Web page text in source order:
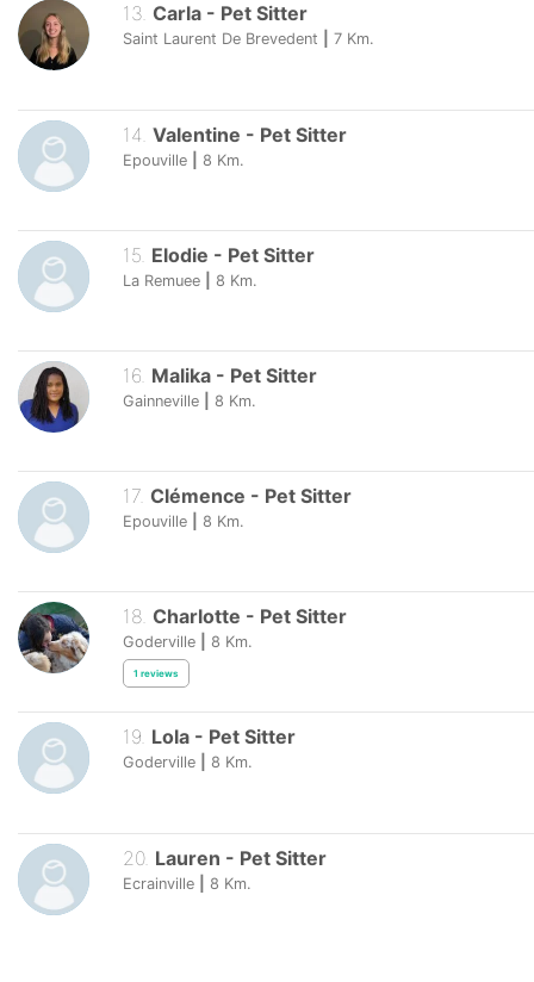
13. Carla - Pet Sitter
Saint Laurent De Brevedent 7 Km.
14 Valentine - Pet Sitter
Epouville 8 Km.
15 Elodie - Pet Sitter
La Remuee 8 Km.
16 Malika - Pet Sitter
Gainneville 8 Km.
17. Clémence - Pet Sitter
Epouville 8 Km.
18. Charlotte - Pet Sitter
Goderville 8 Km.
1 reviews
19. Lola - Pet Sitter
Goderville 8 Km.
20. Lauren - Pet Sitter
Ecrainville 8 Km.